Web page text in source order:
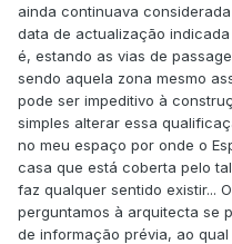
ainda continuava
data de actualização
é, estando as vias de
sendo aquela zona mesmo
pode ser impeditivo à
simples alterar essa
no meu espaço por onde o
casa que está coberta pelo
faz qualquer sentido existir...
perguntamos à arquitecta se
de informação prévia, ao